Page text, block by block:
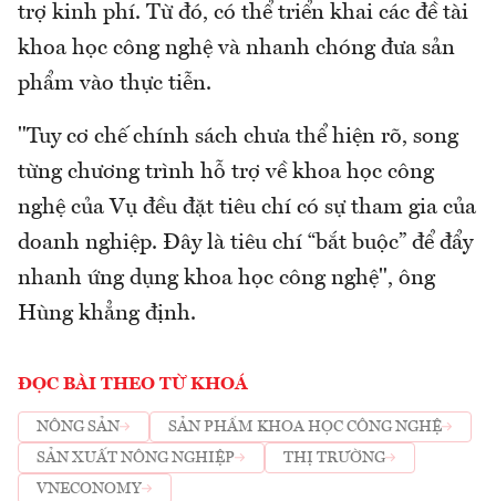
trợ kinh phí. Từ đó, có thể triển khai các đề tài
khoa học công nghệ và nhanh chóng đưa sản
phẩm vào thực tiễn.
"Tuy cơ chế chính sách chưa thể hiện rõ, song
từng chương trình hỗ trợ về khoa học công
nghệ của Vụ đều đặt tiêu chí có sự tham gia của
doanh nghiệp. Đây là tiêu chí “bắt buộc” để đẩy
nhanh ứng dụng khoa học công nghệ", ông
Hùng khẳng định.
ĐỌC BÀI THEO TỪ KHOÁ
NÔNG SẢN
SẢN PHẨM KHOA HỌC CÔNG NGHỆ
SẢN XUẤT NÔNG NGHIỆP
THỊ TRƯỜNG
VNECONOMY